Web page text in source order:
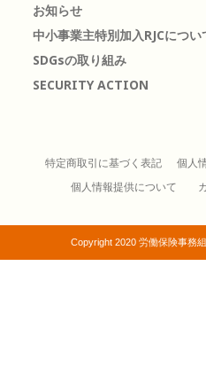
お知らせ
中小事業主特別加入RJCについ
SDGsの取り組み
SECURITY ACTION
特定商取引に基づく表記 個人
個人情報提供について
Copyright 2020 労働保険事務